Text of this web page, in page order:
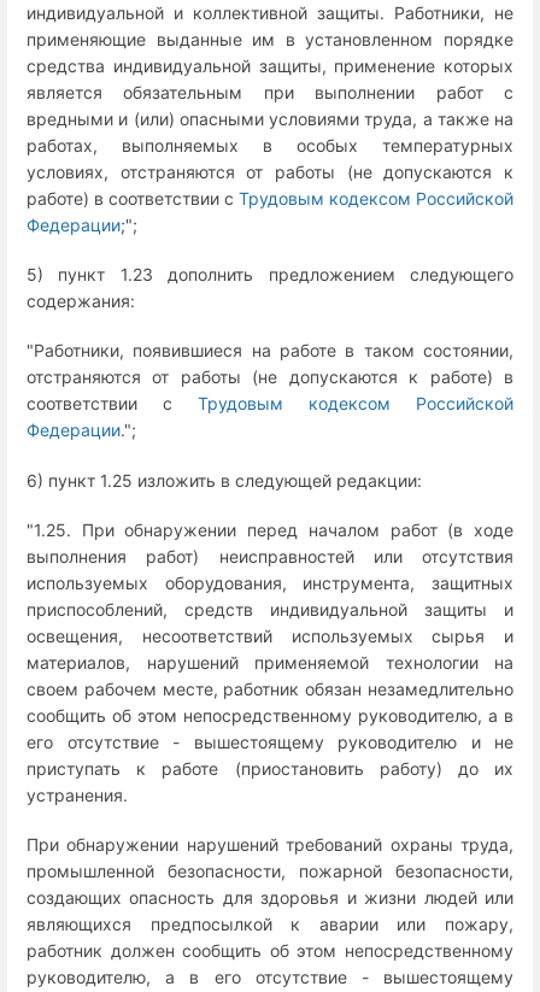
индивидуальной и коллективной защиты. Работники, не
применяющие выданные им в установленном порядке
средства индивидуальной защиты, применение которых
является обязательным при выполнении работ с
вредными и (или) опасными условиями труда, а также на
работах, выполняемых в особых температурных
условиях, отстраняются от работы (не допускаются к
работе) в соответствии с Трудовым кодексом Российской
Федерации;";
5) пункт 1.23 дополнить предложением следующего
содержания:
"Работники, появившиеся на работе в таком состоянии,
отстраняются от работы (не допускаются к работе) в
соответствии с Трудовым кодексом Российской
Федерации.";
6) пункт 1.25 изложить в следующей редакции:
"1.25. При обнаружении перед началом работ (в ходе
выполнения работ) неисправностей или отсутствия
используемых оборудования, инструмента, защитных
приспособлений, средств индивидуальной защиты и
освещения, несоответствий используемых сырья и
материалов, нарушений применяемой технологии на
своем рабочем месте, работник обязан незамедлительно
сообщить об этом непосредственному руководителю, а в
его отсутствие - вышестоящему руководителю и не
приступать к работе (приостановить работу) до их
устранения.
При обнаружении нарушений требований охраны труда,
промышленной безопасности, пожарной безопасности,
создающих опасность для здоровья и жизни людей или
являющихся предпосылкой к аварии или пожару,
работник должен сообщить об этом непосредственному
руководителю, а в его отсутствие - вышестоящему